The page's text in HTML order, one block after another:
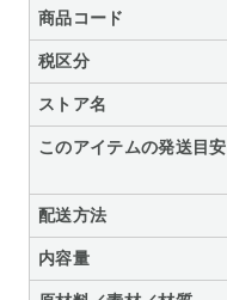
商品コード
税区分
ストア名
このアイテムの発送目安
配送方法
内容量